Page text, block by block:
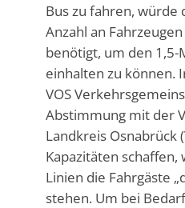
Bus zu fahren, würde
Anzahl an
benötigt, um den 1,5-
einhalten zu können.
VOS
Abstimmung mit der
Landkreis Osnabrück
Kapazitäten
Linien die Fahrgäste
stehen. Um bei